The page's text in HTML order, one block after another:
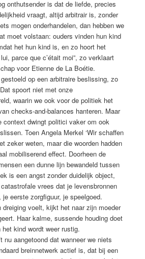
onthutsender is dat de liefde, precies
vraagt, altijd arbitrair is, zonder
mogen onderhandelen, dan hebben we
moet volstaan: ouders vinden hun kind
het hun kind is, en zo hoort het
parce que c’était moi”, zo verklaart
voor Etienne de La Boétie.
op een arbitraire beslissing, zo
spoort niet met onze
waarin we ook voor de politiek het
checks-and-balances hanteren. Maar
context dwingt politici vaker om ook
Toen Angela Merkel ‘Wir schaffen
zeker weten, maar die woorden hadden
­mobiliserend effect. Doorheen de
een dunne lijn bewandeld tussen
is een angst zonder duidelijk object,
vrees dat je levensbronnen
eerste zorgfiguur, je speelgoed.
dreiging voelt, kijkt het naar zijn moeder
Haar kalme, sussende houding doet
kind wordt weer rustig.
nu aangetoond dat wanneer we niets
breinnetwerk actief is, dat bij een